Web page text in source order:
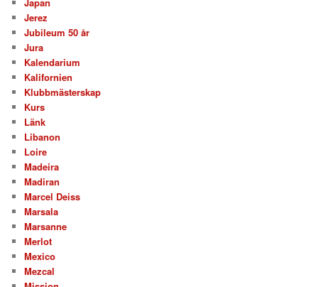
Jerez
Jubileum 50 år
Jura
Kalendarium
Kalifornien
Klubbmästerskap
Kurs
Länk
Libanon
Loire
Madeira
Madiran
Marcel Deiss
Marsala
Marsanne
Merlot
Mexico
Mezcal